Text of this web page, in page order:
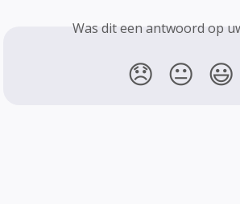
Was dit een antwoord op
😞 😐 😃